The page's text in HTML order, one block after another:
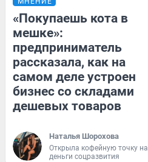
«Покупаешь кота в
мешке»:
предприниматель
рассказала, как на
самом деле устроен
бизнес со складами
дешевых товаров
Наталья Шорохова
Открыла кофейную точку на
деньги соцразвития